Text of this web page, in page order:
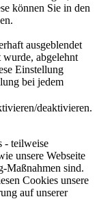
können Sie in den
ausgeblendet
abgelehnt
Einstellung
bei jedem
deaktivieren.
- teilweise
unsere Webseite
Maßnahmen sind.
Cookies unsere
auf unserer